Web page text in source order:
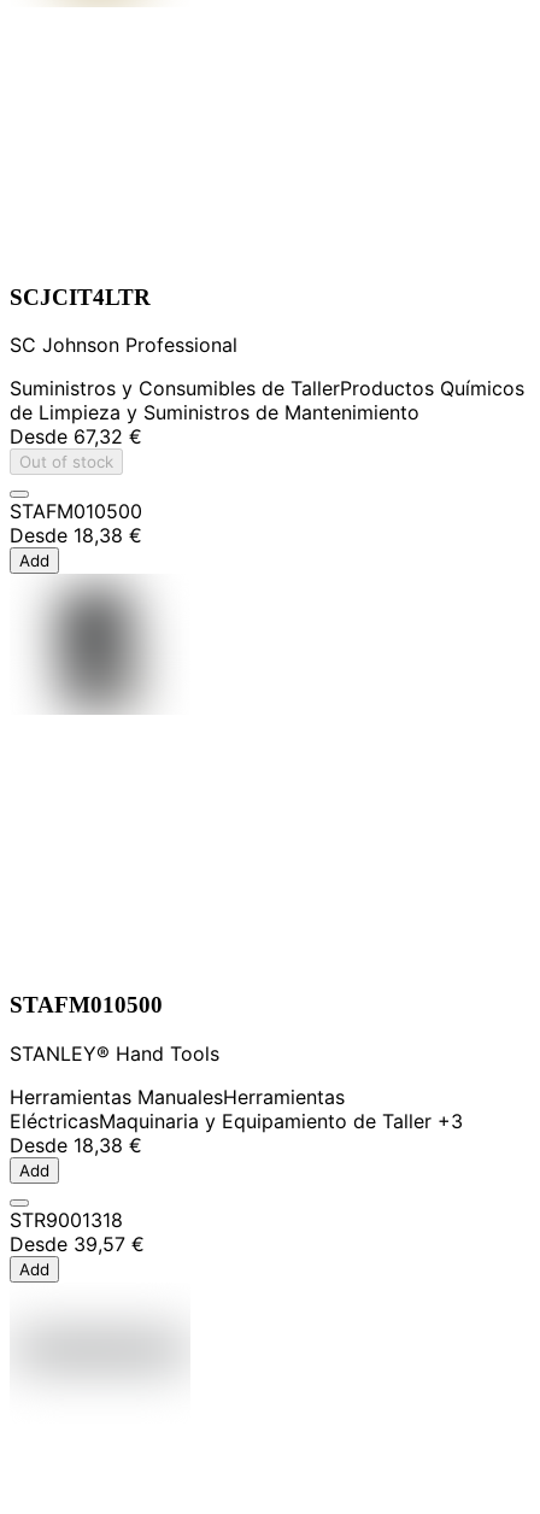
SCJCIT4LTR
SC Johnson Professional
Suministros y Consumibles de TallerProductos Químicos
de Limpieza y Suministros de Mantenimiento
Desde 67,32 €
Out of stock
STAFM010500
Desde 18,38 €
Add
STAFM010500
STANLEY® Hand Tools
Herramientas ManualesHerramientas
EléctricasMaquinaria y Equipamiento de Taller +3
Desde 18,38 €
Add
STR9001318
Desde 39,57 €
Add